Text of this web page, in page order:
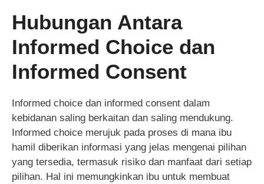
Hubungan Antara
Informed Choice dan
Informed Consent
Informed choice dan informed consent dalam
kebidanan saling berkaitan dan saling mendukung.
Informed choice merujuk pada proses di mana ibu
hamil diberikan informasi yang jelas mengenai pilihan
yang tersedia, termasuk risiko dan manfaat dari setiap
pilihan. Hal ini memungkinkan ibu untuk membuat